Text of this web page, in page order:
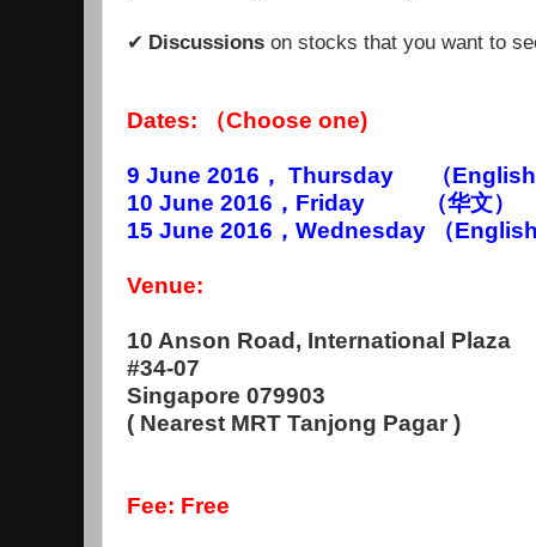
✔ Discussions on stocks that you want to
Dates: （Choose one)
9 June 2016， Thursday （English
10 June 2016，Friday （华文）
15 June 2016 ，Wednesday （
Venue:
10 Anson Road, International Plaza
#34-07
Singapore 079903
( Nearest MRT Tanjong Pagar )
Fee: Free